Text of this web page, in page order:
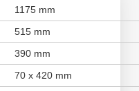
1175 mm
515 mm
390 mm
70 x 420 mm